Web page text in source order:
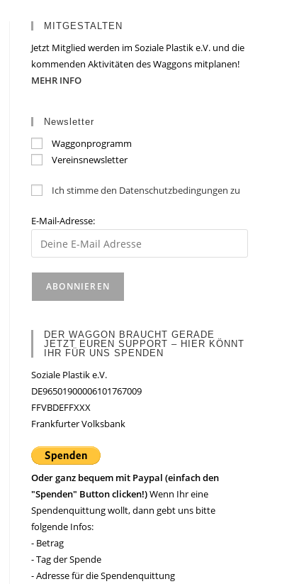
MITGESTALTEN
Jetzt Mitglied werden im Soziale Plastik e.V. und die
kommenden Aktivitäten des Waggons mitplanen!
MEHR INFO
Newsletter
Waggonprogramm
Vereinsnewsletter
Ich stimme den Datenschutzbedingungen zu
E-Mail-Adresse:
DER WAGGON BRAUCHT GERADE
JETZT EUREN SUPPORT – HIER KÖNNT
IHR FÜR UNS SPENDEN
Soziale Plastik e.V.
DE96501900006101767009
FFVBDEFFXXX
Frankfurter Volksbank
Oder ganz bequem mit Paypal (einfach den
"Spenden" Button clicken!)Wenn Ihr eine
Spendenquittung wollt, dann gebt uns bitte
folgende Infos:
- Betrag
- Tag der Spende
- Adresse für die Spendenquittung